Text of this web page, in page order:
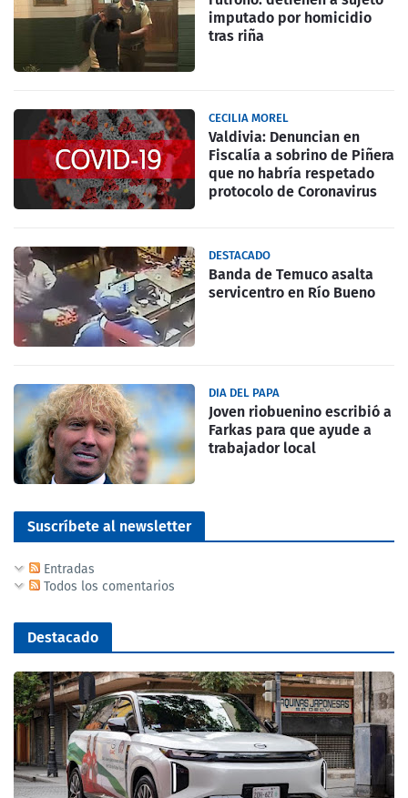
imputado por homicidio
tras riña
CECILIA MOREL
Valdivia: Denuncian en
Fiscalía a sobrino de Piñera
que no habría respetado
protocolo de Coronavirus
DESTACADO
Banda de Temuco asalta
servicentro en Río Bueno
DIA DEL PAPA
Joven riobuenino escribió a
Farkas para que ayude a
trabajador local
Suscríbete al newsletter
Entradas
Todos los comentarios
Destacado